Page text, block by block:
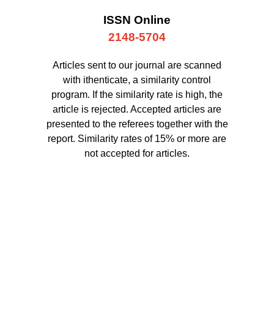
ISSN Online
2148-5704
Articles sent to our journal are scanned
with ithenticate, a similarity control
program. If the similarity rate is high, the
article is rejected. Accepted articles are
presented to the referees together with the
report. Similarity rates of 15% or more are
not accepted for articles.